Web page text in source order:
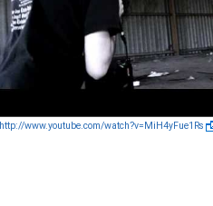
http://www.youtube.com/watch?v=MiH4yFue1Rs